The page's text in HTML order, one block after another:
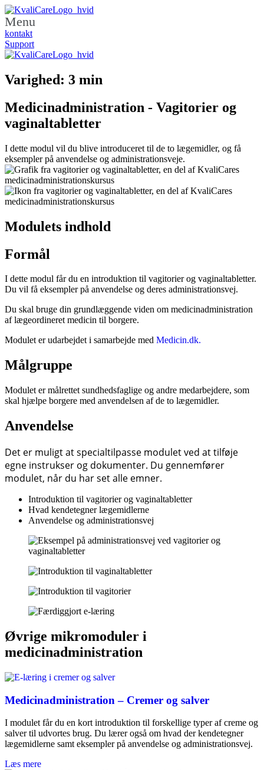
Menu
kontakt
Support
Varighed: 3 min
Medicinadministration - Vagitorier og
vaginaltabletter
I dette modul vil du blive introduceret til de to lægemidler, og få
eksempler på anvendelse og administrationsveje.
Modulets indhold
Formål
I dette modul får du en introduktion til vagitorier og vaginaltabletter.
Du vil få eksempler på anvendelse og deres administrationsvej.
Du skal bruge din grundlæggende viden om medicinadministration
af lægeordineret medicin til borgere.
Modulet er udarbejdet i samarbejde med Medicin.dk.
Målgruppe
Modulet er målrettet sundhedsfaglige og andre medarbejdere, som
skal hjælpe borgere med anvendelsen af de to lægemidler.
Anvendelse
Det er muligt at specialtilpasse modulet ved at tilføje
egne instrukser og dokumenter. Du gennemfører
modulet, når du har set alle emner.
Introduktion til vagitorier og vaginaltabletter
Hvad kendetegner lægemidlerne
Anvendelse og administrationsvej
Øvrige mikromoduler i
medicinadministration
Medicinadministration – Cremer og salver
I modulet får du en kort introduktion til forskellige typer af creme og
salver til udvortes brug. Du lærer også om hvad der kendetegner
lægemidlerne samt eksempler på anvendelse og administrationsvej.
Læs mere